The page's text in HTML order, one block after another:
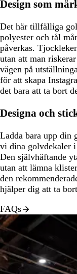
Design som
Det här tillfälliga
polyester och tål
påverkas.
utan att man
vägen på
för att skapa
det bara att ta bort
Designa och
Ladda bara upp din
vi dina golvdekaler i
Den självhäftande
utan att lämna
den
hjälper dig att ta
FAQs